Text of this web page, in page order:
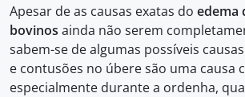
Apesar de as causas exatas do edema
bovinos ainda não serem
sabem-se de algumas possíveis
e contusões no úbere são uma causa
especialmente durante a ordenha,